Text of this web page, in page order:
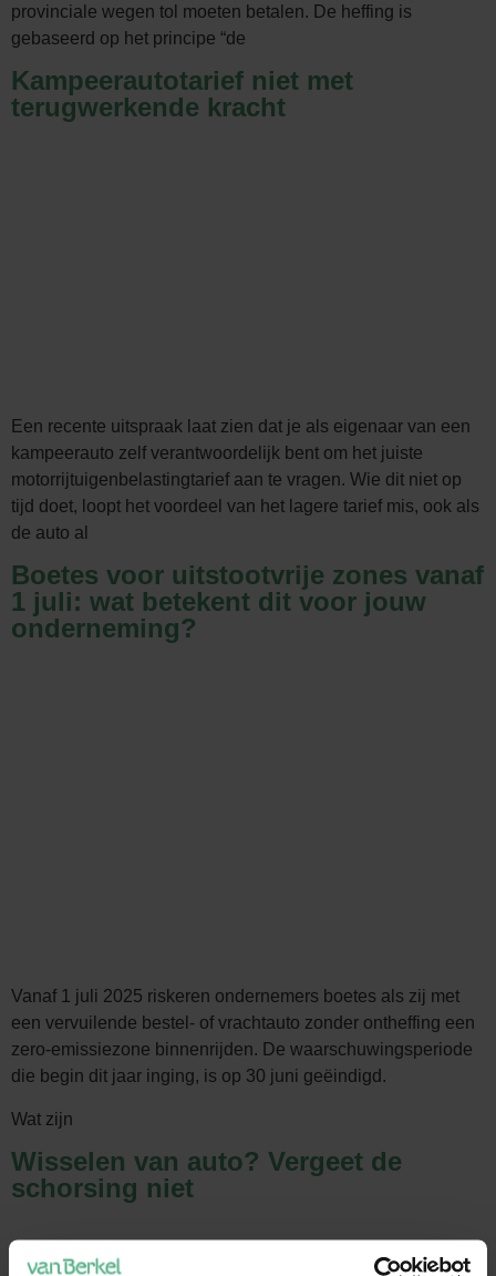
provinciale wegen tol moeten betalen. De heffing is
gebaseerd op het principe “de
Kampeerautotarief niet met
terugwerkende kracht
Een recente uitspraak laat zien dat je als eigenaar van een
kampeerauto zelf verantwoordelijk bent om het juiste
motorrijtuigenbelastingtarief aan te vragen. Wie dit niet op
tijd doet, loopt het voordeel van het lagere tarief mis, ook als
de auto al
Boetes voor uitstootvrije zones vanaf
1 juli: wat betekent dit voor jouw
onderneming?
Vanaf 1 juli 2025 riskeren ondernemers boetes als zij met
een vervuilende bestel- of vrachtauto zonder ontheffing een
zero-emissiezone binnenrijden. De waarschuwingsperiode
die begin dit jaar inging, is op 30 juni geëindigd.
Wat zijn
Wisselen van auto? Vergeet de
schorsing niet